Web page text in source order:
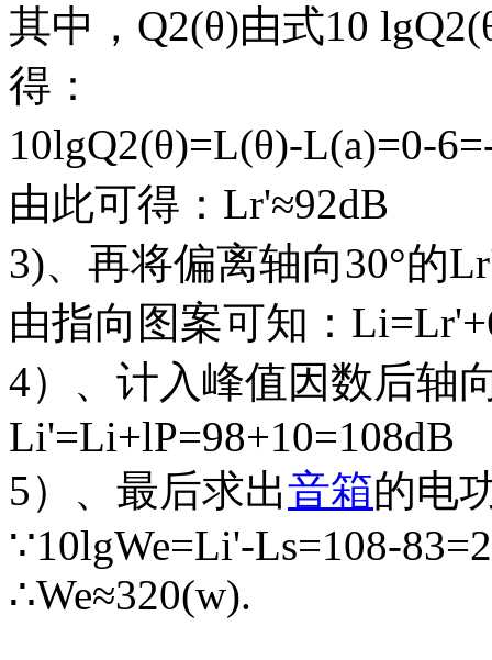
其中，Q2(θ)由式10
得：
10lgQ2(θ)=L(θ)-L(a)=0-
由此可得：Lr'≈92dB
3)、再将偏离轴向30°的
由指向图案可知：
4）、计入峰值因数后轴
Li'=Li+lP=98+10=108dB
5）、最后求出音箱的电
∵10lgWe=Li'-Ls=108-
∴We≈320(w).